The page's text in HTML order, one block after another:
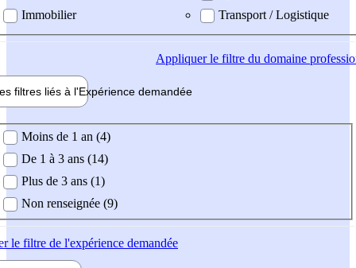
Immobilier
Transport / Logistique
Appliquerle filtre du domaine
filtres liés à l'Expérience demandée
demandée
Moins de 1 an (4)
De 1 à 3 ans (14)
Plus de 3 ans (1)
Non renseignée (9)
le filtre de l'expérience demandée